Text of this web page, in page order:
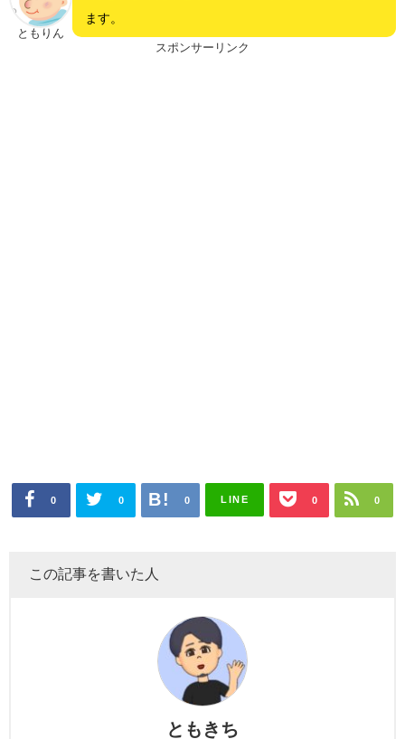
ともりん
ます。
スポンサーリンク
0 0 0 LINE 0 0
この記事を書いた人
ともきち